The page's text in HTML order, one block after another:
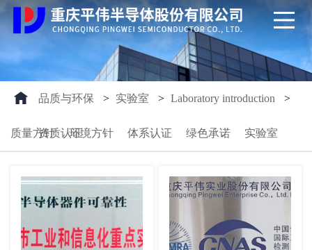
品质与环保 > 实验室 > Laboratory introduction >
资质认证
质量方针 环境方针 体系认证 绿色承诺 实验室